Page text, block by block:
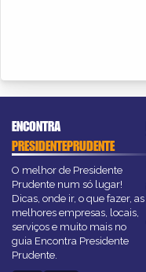
ENCONTRA
PRESIDENTEPRUDENTE
O melhor de Presidente
Prudente num só lugar!
Dicas, onde ir, o que fazer, as
melhores empresas, locais,
serviços e muito mais no
guia Encontra Presidente
Prudente.